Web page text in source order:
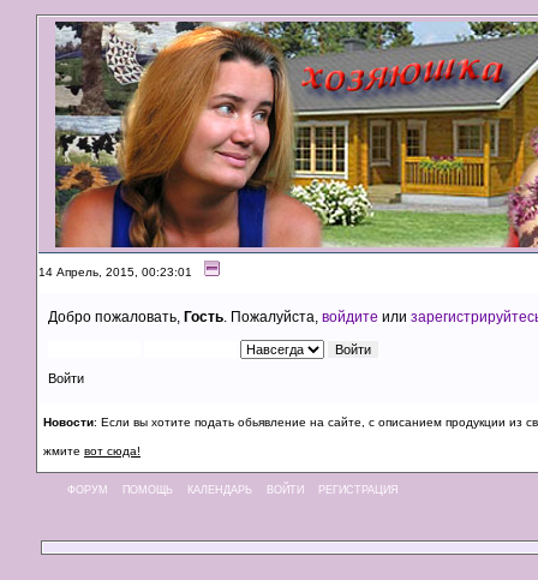
14 Апрель, 2015, 00:23:01
Добро пожаловать, Гость . Пожалуйста, войдите или
Войти
Новости: Если вы хотите подать обьявление на сайте, с описанием продукции из
жмите вот сюда!
ФОРУМ ПОМОЩЬ КАЛЕНДАРЬ ВОЙТИ РЕГИСТРАЦИЯ